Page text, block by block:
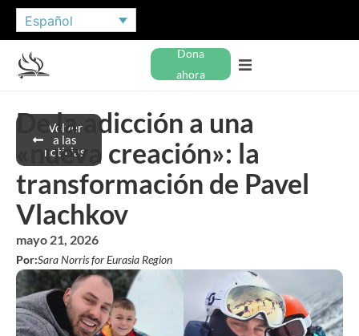
Español
Dona
ahora
Volver
a las
noticias
De la adicción a una
«nueva creación»: la
transformación de Pavel
Vlachkov
mayo 21, 2026
Por:Sara Norris for Eurasia Region